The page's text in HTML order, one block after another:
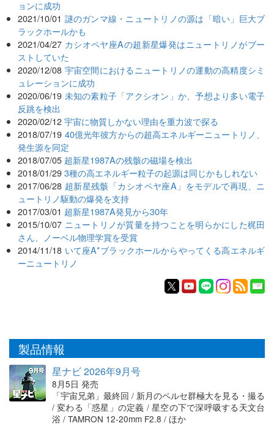
ョンに成功
2021/10/01 謎のガンマ線・ニュートリノの源は「暗い」巨大ブ
ラックホールかも
2021/04/27 カシオペヤ座Aの超新星爆発はニュートリノがブー
ストしていた
2020/12/08 宇宙空間におけるニュートリノの運動の高精度シミ
ュレーションに成功
2020/06/19 未知の素粒子「アクシオン」か、予想より多い電子
反跳を検出
2020/02/12 宇宙に物質しかない理由を重力波で探る
2018/07/19 40億光年彼方からの超高エネルギーニュートリノ、
発生源を同定
2018/07/05 超新星1987Aの残骸の磁場を検出
2018/01/29 3種の高エネルギー粒子の起源は同じかもしれない
2017/06/28 超新星残骸「カシオペヤ座A」をモデルで再現、ニ
ュートリノ駆動の爆発を支持
2017/03/01 超新星1987A発見から30年
2015/10/07 ニュートリノが質量を持つことを明らかにした梶田
さん、ノーベル物理学賞を受賞
2014/11/18 いて座A*ブラックホールからやってくる高エネルギ
ーニュートリノ
製品情報
星ナビ 2026年9月号
8月5日 発売
「宇宙兄弟」最終回 / 新月のペルセ群極大を見る・撮る
/ 変わる「惑星」の定義 / 星空の下で深呼吸する天文台
浴 / TAMRON 12-20mm F2.8 / ほか